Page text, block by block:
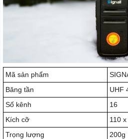
Mã sản phẩm
Băng tần
UHF
Số kênh
16
Kích cỡ
110
Trọng lượng
200g